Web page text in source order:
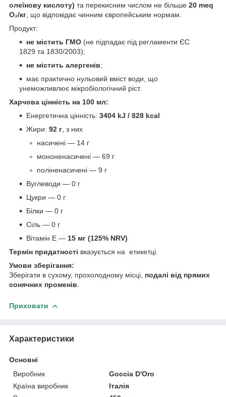
олеїнову кислоту) та перекисним числом не більше 20 meq
O₂/кг , що відповідає чинним європейським нормам.
Продукт:
не містить ГМО (не підпадає під регламенти ЄС
1829 та 1830/2003);
не містить алергенів;
має практично нульовий вміст води, що
унеможливлює мікробіологічний ріст.
Харчова цінність на 100 мл:
Енергетична цінність: 3404 kJ / 828 kcal
Жири: 92 г , з них
насичені — 14 г
мононенасичені — 69 г
поліненасичені — 9 г
Вуглеводи — 0 г
Цукри — 0 г
Білки — 0 г
Сіль — 0 г
Вітамін E — 15 мг (125% NRV)
Термін придатності вказується на етикетці.
Умови зберігання:
Зберігати в сухому, прохолодному місці, подалі від прямих
сонячних променів
Приховати
Характеристики
Основні
Виробник
Goccia D'Oro
Країна виробник
Італія